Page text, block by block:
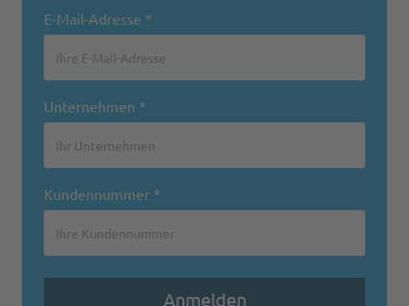
E-Mail-Adresse *
Unternehmen *
Kundennummer *